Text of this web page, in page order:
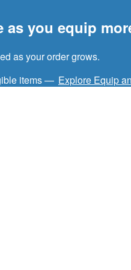
as you equip
as your order grows.
items — Explore Equip